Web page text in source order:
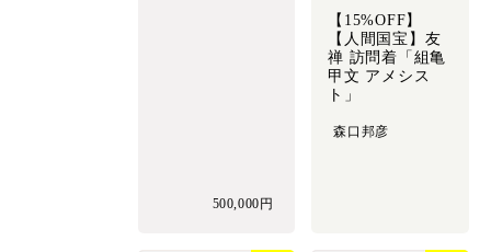
500,000円
【15%OFF】
【人間国宝】友
禅 訪問着「組亀
甲文 アメシス
ト」
森口邦彦